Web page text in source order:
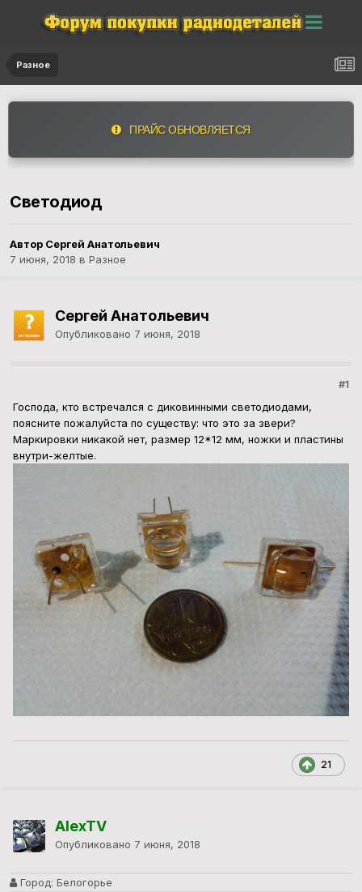
Разное
ПРАЙС ОБНОВЛЯЕТСЯ
Светодиод
Автор Сергей Анатольевич
7 июня, 2018 в Разное
Сергей Анатольевич
Опубликовано 7 июня, 2018
#1
Господа, кто встречался с диковинными светодиодами,
поясните пожалуйста по существу: что это за звери?
Маркировки никакой нет, размер 12*12 мм, ножки и пластины
внутри-желтые.
21
AlexTV
Опубликовано 7 июня, 2018
Город: Белогорье